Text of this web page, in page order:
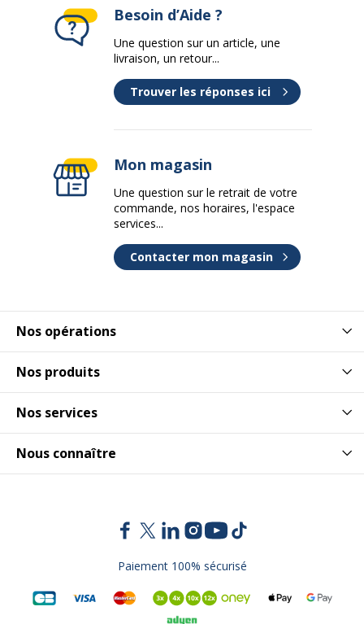
Nos opérations
Nos produits
Nos services
Nous connaître
Besoin d’Aide ?
Une question sur un article, une
livraison, un retour...
Trouver les réponses ici
Mon magasin
Une question sur le retrait de votre
commande, nos horaires, l'espace
services...
Contacter mon magasin
Paiement 100% sécurisé